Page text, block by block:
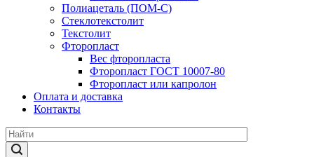
Полиацеталь (ПОМ-С)
Стеклотекстолит
Текстолит
Фторопласт
Вес фторопласта
Фторопласт ГОСТ 10007-80
Фторопласт или капролон
Оплата и доставка
Контакты